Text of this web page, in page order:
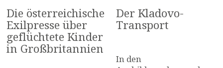
Die österreichische
Exilpresse über
geflüchtete Kinder
in Großbritannien
Der Kladovo-
Transport
In den